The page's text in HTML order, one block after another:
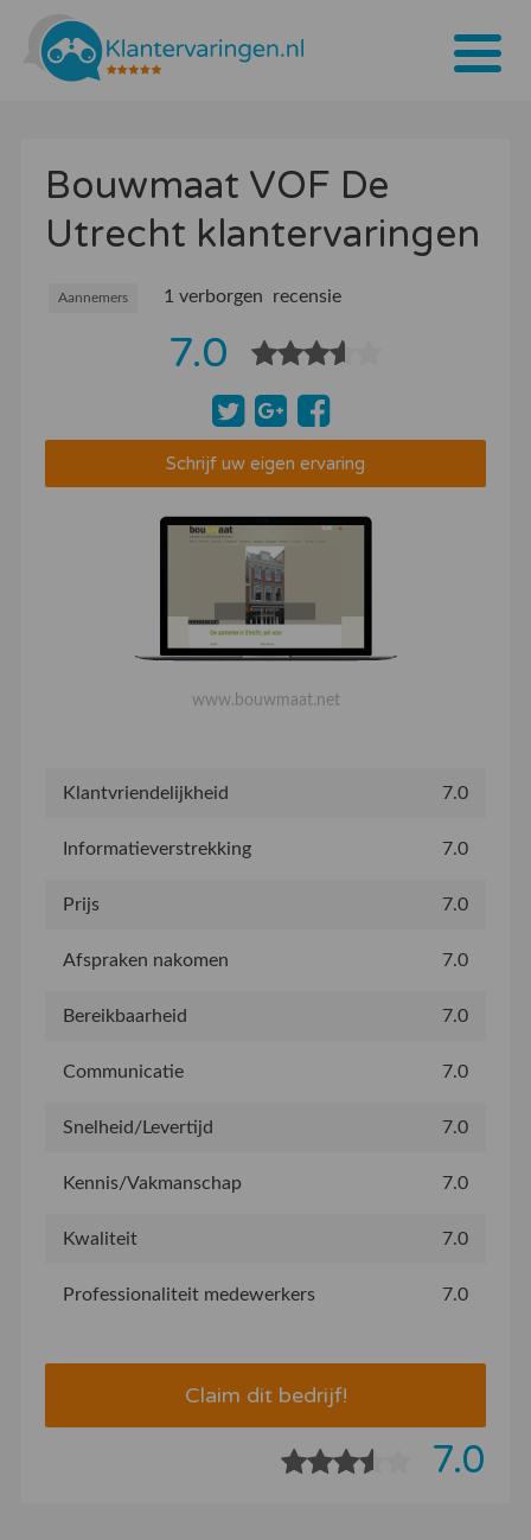
Tarieven
Bedrijven
Bouwmaat VOF De
Utrecht klantervaringen
Aannemers 1 verborgen recensie
7.0
Schrijf uw eigen ervaring
www.bouwmaat.net
Klantvriendelijkheid 7.0
Informatieverstrekking 7.0
Prijs 7.0
Afspraken nakomen 7.0
Bereikbaarheid 7.0
Communicatie 7.0
Snelheid/Levertijd 7.0
Kennis/Vakmanschap 7.0
Kwaliteit 7.0
Professionaliteit medewerkers 7.0
Claim dit bedrijf!
7.0